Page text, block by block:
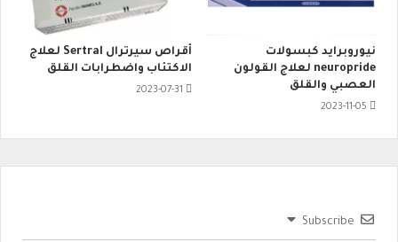
نيوروبرايد كبسولات
neuropride لعلاج القولون
العصبي والقلق
2023-11-05
أقراص سيرترال Sertral لعلاج
الاكتئاب واضطرابات القلق
2023-07-31
Subscribe